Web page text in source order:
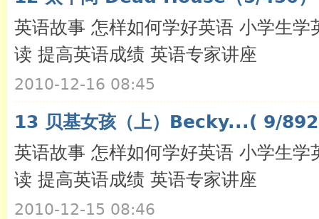
英语故事 怎样如何学好英语 小学生
读 提高英语成绩 英语专家讲座
2010-12-16 08:45
13 贝基女孩（上）Becky...( 9/
英语故事 怎样如何学好英语 小学生
读 提高英语成绩 英语专家讲座
2010-12-15 08:46